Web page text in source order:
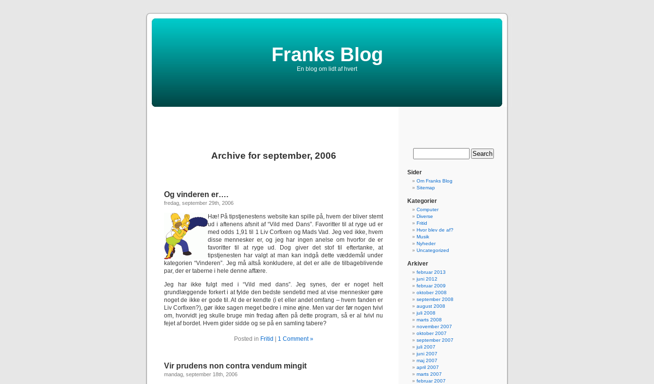
Franks Blog
En blog om lidt af hvert
Archive for september, 2006
Og vinderen er….
fredag, september 29th, 2006
Hæ! På tipstjenestens website kan spille på, hvem der bliver stemt
ud i aftenens afsnit af “Vild med Dans”. Favoritter til at ryge ud er
med odds 1,91 til 1 Liv Corfixen og Mads Vad. Jeg ved ikke, hvem
disse mennesker er, og jeg har ingen anelse om hvorfor de er
favoritter til at ryge ud. Dog giver det stof til eftertanke, at
tipstjenesten har valgt at man kan indgå dette væddemål under
kategorien “Vinderen”. Jeg må altså konkludere, at det er alle de tilbageblivende
par, der er taberne i hele denne affære.
Jeg har ikke fulgt med i “Vild med dans”. Jeg synes, der er noget helt
grundlæggende forkert i at fylde den bedste sendetid med at vise mennesker gøre
noget de ikke er gode til. At de er kendte (i et eller andet omfang – hvem fanden er
Liv Corfixen?), gør ikke sagen meget bedre i mine øjne. Men var der før nogen tvivl
om, hvorvidt jeg skulle bruge min fredag aften på dette program, så er al tvivl nu
fejet af bordet. Hvem gider sidde og se på en samling tabere?
Posted in Fritid 1 Comment »
Vir prudens non contra vendum mingit
mandag, september 18th, 2006
Sider
Om Franks Blog
Sitemap
Kategorier
Computer
Diverse
Fritid
Hvor blev de af?
Musik
Nyheder
Uncategorized
Arkiver
februar 2013
juni 2012
februar 2009
oktober 2008
september 2008
august 2008
juli 2008
marts 2008
november 2007
oktober 2007
september 2007
juli 2007
juni 2007
maj 2007
april 2007
marts 2007
februar 2007